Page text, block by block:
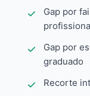
Gap por
Gap por
graduado
Recorte